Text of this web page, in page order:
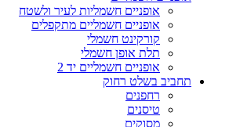
אופניים חשמליות לעיר ולשטח
אופניים חשמליים מתקפלים
קורקינט חשמלי
תלת אופן חשמלי
אופניים חשמליים יד 2
תחביב בשלט רחוק
רחפנים
טיסנים
מסוקים